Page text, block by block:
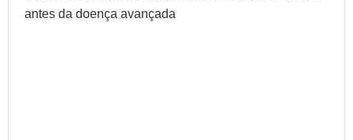
antes da doença avançada